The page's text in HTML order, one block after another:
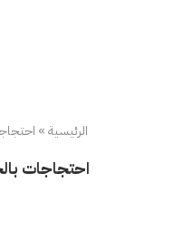
الرئيسية»
احتجاجات